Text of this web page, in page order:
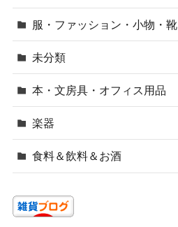
服・ファッション・小物・靴
未分類
本・文房具・オフィス用品
楽器
食料＆飲料＆お酒